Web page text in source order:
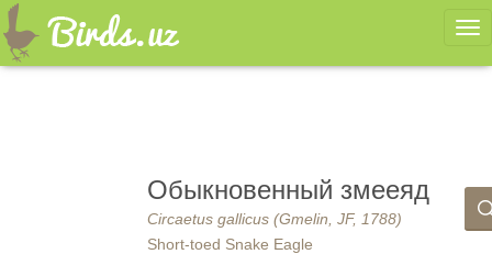
Обыкновенный змееяд
Circaetus gallicus (Gmelin, JF, 1788)
Short-toed Snake Eagle